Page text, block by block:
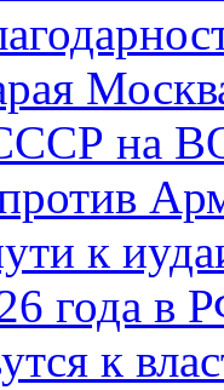
на
к
года в
к